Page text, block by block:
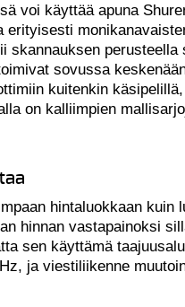
voi käyttää apuna
erityisesti
skannauksen
sovussa
kuitenkin
on kalliimpien
hintaluokkaan kuin
hinnan vastapainoksi
sen käyttämä
ja viestiliikenne